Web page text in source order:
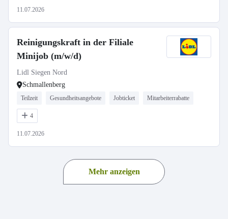
11.07.2026
Reinigungskraft in der Filiale
Minijob (m/w/d)
Lidl Siegen Nord
Schmallenberg
Teilzeit Gesundheitsangebote Jobticket Mitarbeiterrabatte
4
11.07.2026
Mehr anzeigen